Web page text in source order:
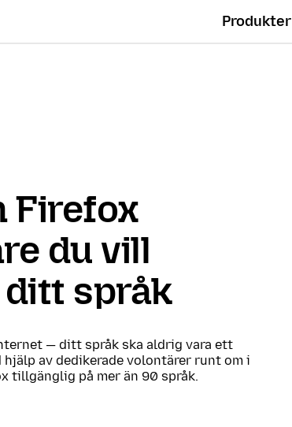
Produkter
Firefox
du vill
språk
— ditt språk ska aldrig vara ett
av dedikerade volontärer runt om i
tillgänglig på mer än 90 språk.